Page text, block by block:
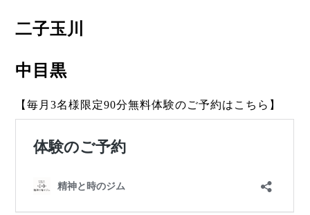
二子玉川
中目黒
【毎月3名様限定90分無料体験のご予約はこちら】